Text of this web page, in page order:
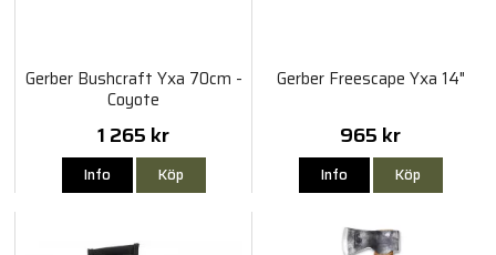
Gerber Bushcraft Yxa 70cm -
Coyote
1 265 kr
Info Köp
Gerber Freescape Yxa 14"
965 kr
Info Köp